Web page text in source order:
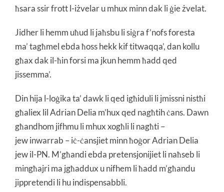
ħsara ssir frott l-iżvelar u mhux minn dak li ġie żvelat.
Jidher li hemm uħud li jaħsbu li siġra f’nofs foresta
ma’ tagħmel ebda ħoss hekk kif titwaqqa’, dan kollu
għax dak il-ħin forsi ma jkun hemm ħadd qed
jissemma’.
Din hija l-loġika ta’ dawk li qed igħiduli li jmissni nistħi
għaliex lil Adrian Delia m’hux qed nagħtih ċans. Dawn
għandhom jifhmu li mhux xogħli li nagħti –
jew inwarrab – iċ-ċansjiet minn ħoġor Adrian Delia
jew il-PN. M’għandi ebda pretensjonijiet li naħseb li
mingħajri ma jgħaddux u nifhem li ħadd m’għandu
jippretendi li hu indispensabbli.